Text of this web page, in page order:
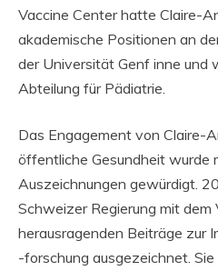
Vaccine Center hatte Claire-
akademische Positionen an
der Universität Genf inne und
Abteilung für Pädiatrie.
Das Engagement von Claire-
öffentliche Gesundheit wurde
Auszeichnungen gewürdigt.
Schweizer Regierung mit dem
herausragenden Beiträge zur
-forschung ausgezeichnet.